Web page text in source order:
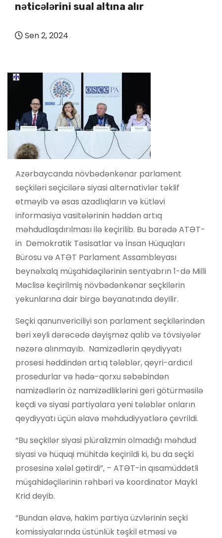
nəticələrini sual altına alır
Sen 2, 2024
Azərbaycanda növbədənkənar parlament
seçkiləri seçicilərə siyasi alternativlər təklif
etməyib və əsas azadlıqların və kütləvi
informasiya vasitələrinin həddən artıq
məhdudlaşdırılması ilə keçirilib. Bu barədə ATƏT-
in Demokratik Təsisatlar və İnsan Hüquqları
Bürosu və ATƏT Parlament Assambleyası
beynəlxalq müşahidəçilərinin sentyabrın 1-də Milli
Məclisə keçirilmiş növbədənkənar seçkilərin
yekunlarına dair birgə bəyanatında deyilir.
Seçki qanunvericiliyi son parlament seçkilərindən
bəri xeyli dərəcədə dəyişməz qalıb və tövsiyələr
nəzərə alınmayıb. Namizədlərin qeydiyyatı
prosesi həddindən artıq tələblər, qeyri-ardıcıl
prosedurlar və hədə-qorxu səbəbindən
namizədlərin öz namizədliklərini geri götürməsilə
keçdi və siyasi partiyalara yeni tələblər onların
qeydiyyatı üçün əlavə məhdudiyyətlərə çevrildi.
“Bu seçkilər siyasi plüralizmin olmadığı məhdud
siyasi və hüquqi mühitdə keçirildi ki, bu da seçki
prosesinə xələl gətirdi”, – ATƏT-in qısamüddətli
müşahidəçilərinin rəhbəri və koordinator Maykl
Krid deyib.
“Bundan əlavə, hakim partiya üzvlərinin seçki
komissiyalarında üstünlük təşkil etməsi və